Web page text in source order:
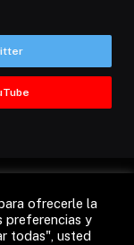
TV RADIO
ofrecerle la
preferencias y
todas", usted